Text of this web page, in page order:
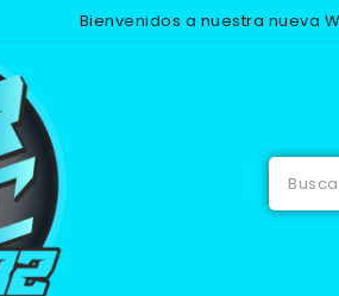
Bienvenidos a nuestra nueva